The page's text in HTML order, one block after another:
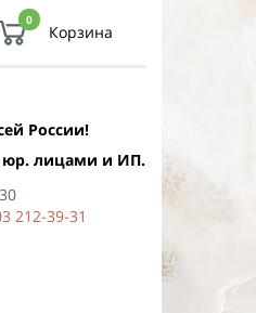
0
Корзина
России!
юр. лицами и ИП.
212-39-31